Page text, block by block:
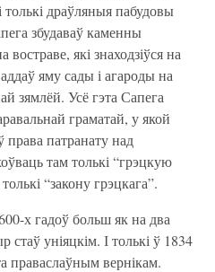
толькі драўляныя пабудовы
збудаваў каменны
які знаходзіўся на
яму сады і агароды на
зямлёй. Усё гэта Сапега
граматай, у якой
права патранату над
там толькі “грэцкую
“закону грэцкага”.
х гадоў больш як на два
стаў уніяцкім. І толькі ў 1834
праваслаўным вернікам.